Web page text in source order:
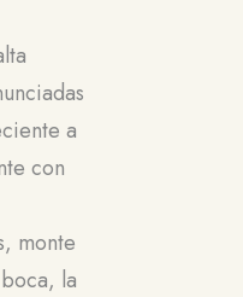
a
con
monte
la